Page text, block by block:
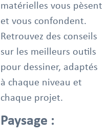
matérielles vous pèsent
et vous confondent.
Retrouvez des conseils
sur les meilleurs outils
pour dessiner, adaptés
à chaque niveau et
chaque projet.
Paysage :